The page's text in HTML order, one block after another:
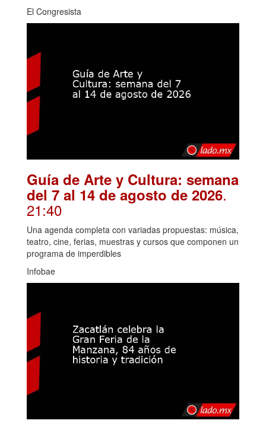
El Congresista
Guía de Arte y Cultura: semana
del 7 al 14 de agosto de 2026.
21:40
Una agenda completa con variadas propuestas: música,
teatro, cine, ferias, muestras y cursos que componen un
programa de imperdibles
Infobae